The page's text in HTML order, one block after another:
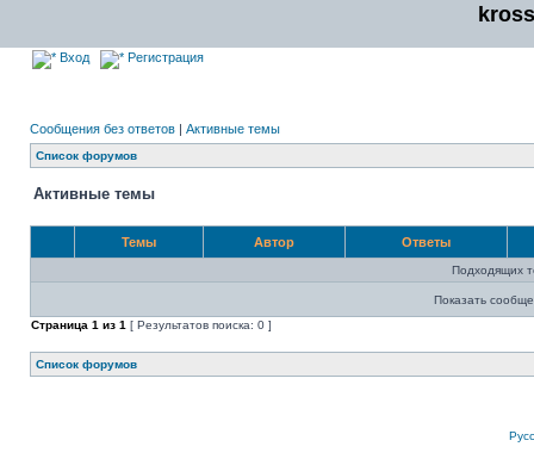
Вход Регистрация
Сообщения без ответов | Активные темы
Список форумов
Активные темы
Темы Автор Ответы
Подходящих
Показать
Страница 1 из 1 [ Результатов поиска: 0 ]
Список форумов